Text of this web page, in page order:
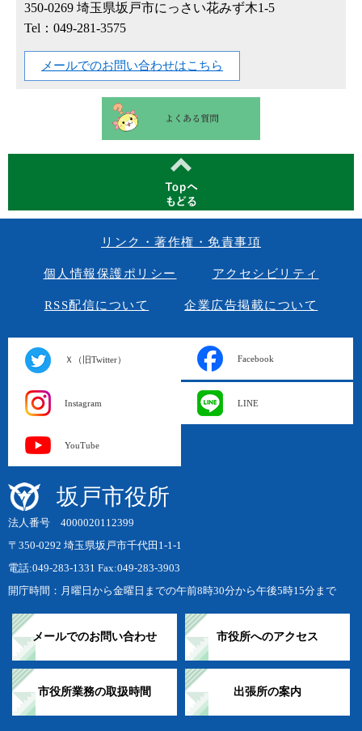
350-0269 埼玉県坂戸市にっさい花みず木1-5
Tel：049-281-3575
メールでのお問い合わせはこちら
リンク・著作権・免責事項
個人情報保護ポリシー アクセシビリティ
RSS配信について 企業広告掲載について
Ｘ（旧Twitter） Facebook
Instagram LINE
YouTube
坂戸市役所
法人番号 4000020112399
〒350-0292 埼玉県坂戸市千代田1-1-1
電話:049-283-1331 Fax:049-283-3903
開庁時間：月曜日から金曜日までの午前8時30分から午後5時15分まで
メールでのお問い合わせ 市役所へのアクセス
市役所業務の取扱時間 出張所の案内